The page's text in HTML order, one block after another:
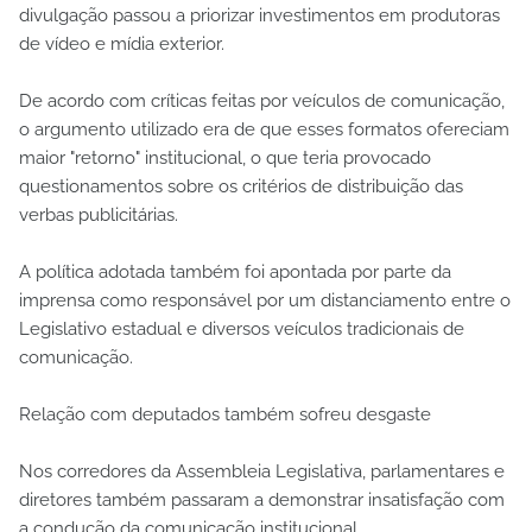
divulgação passou a priorizar investimentos em produtoras
de vídeo e mídia exterior.
De acordo com críticas feitas por veículos de comunicação,
o argumento utilizado era de que esses formatos ofereciam
maior "retorno" institucional, o que teria provocado
questionamentos sobre os critérios de distribuição das
verbas publicitárias.
A política adotada também foi apontada por parte da
imprensa como responsável por um distanciamento entre o
Legislativo estadual e diversos veículos tradicionais de
comunicação.
Relação com deputados também sofreu desgaste
Nos corredores da Assembleia Legislativa, parlamentares e
diretores também passaram a demonstrar insatisfação com